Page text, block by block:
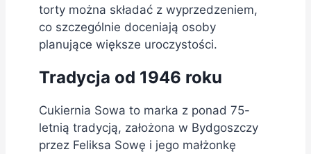
torty można składać z wyprzedzeniem,
co szczególnie doceniają osoby
planujące większe uroczystości.
Tradycja od 1946 roku
Cukiernia Sowa to marka z ponad 75-
letnią tradycją, założona w Bydgoszczy
przez Feliksa Sowę i jego małżonkę